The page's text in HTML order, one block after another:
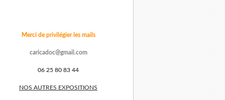
Merci de privilégier les mails
caricadoc@gmail.com
06 25 80 83 44
NOS AUTRES EXPOSITIONS